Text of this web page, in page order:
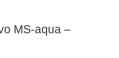
MS-aqua –